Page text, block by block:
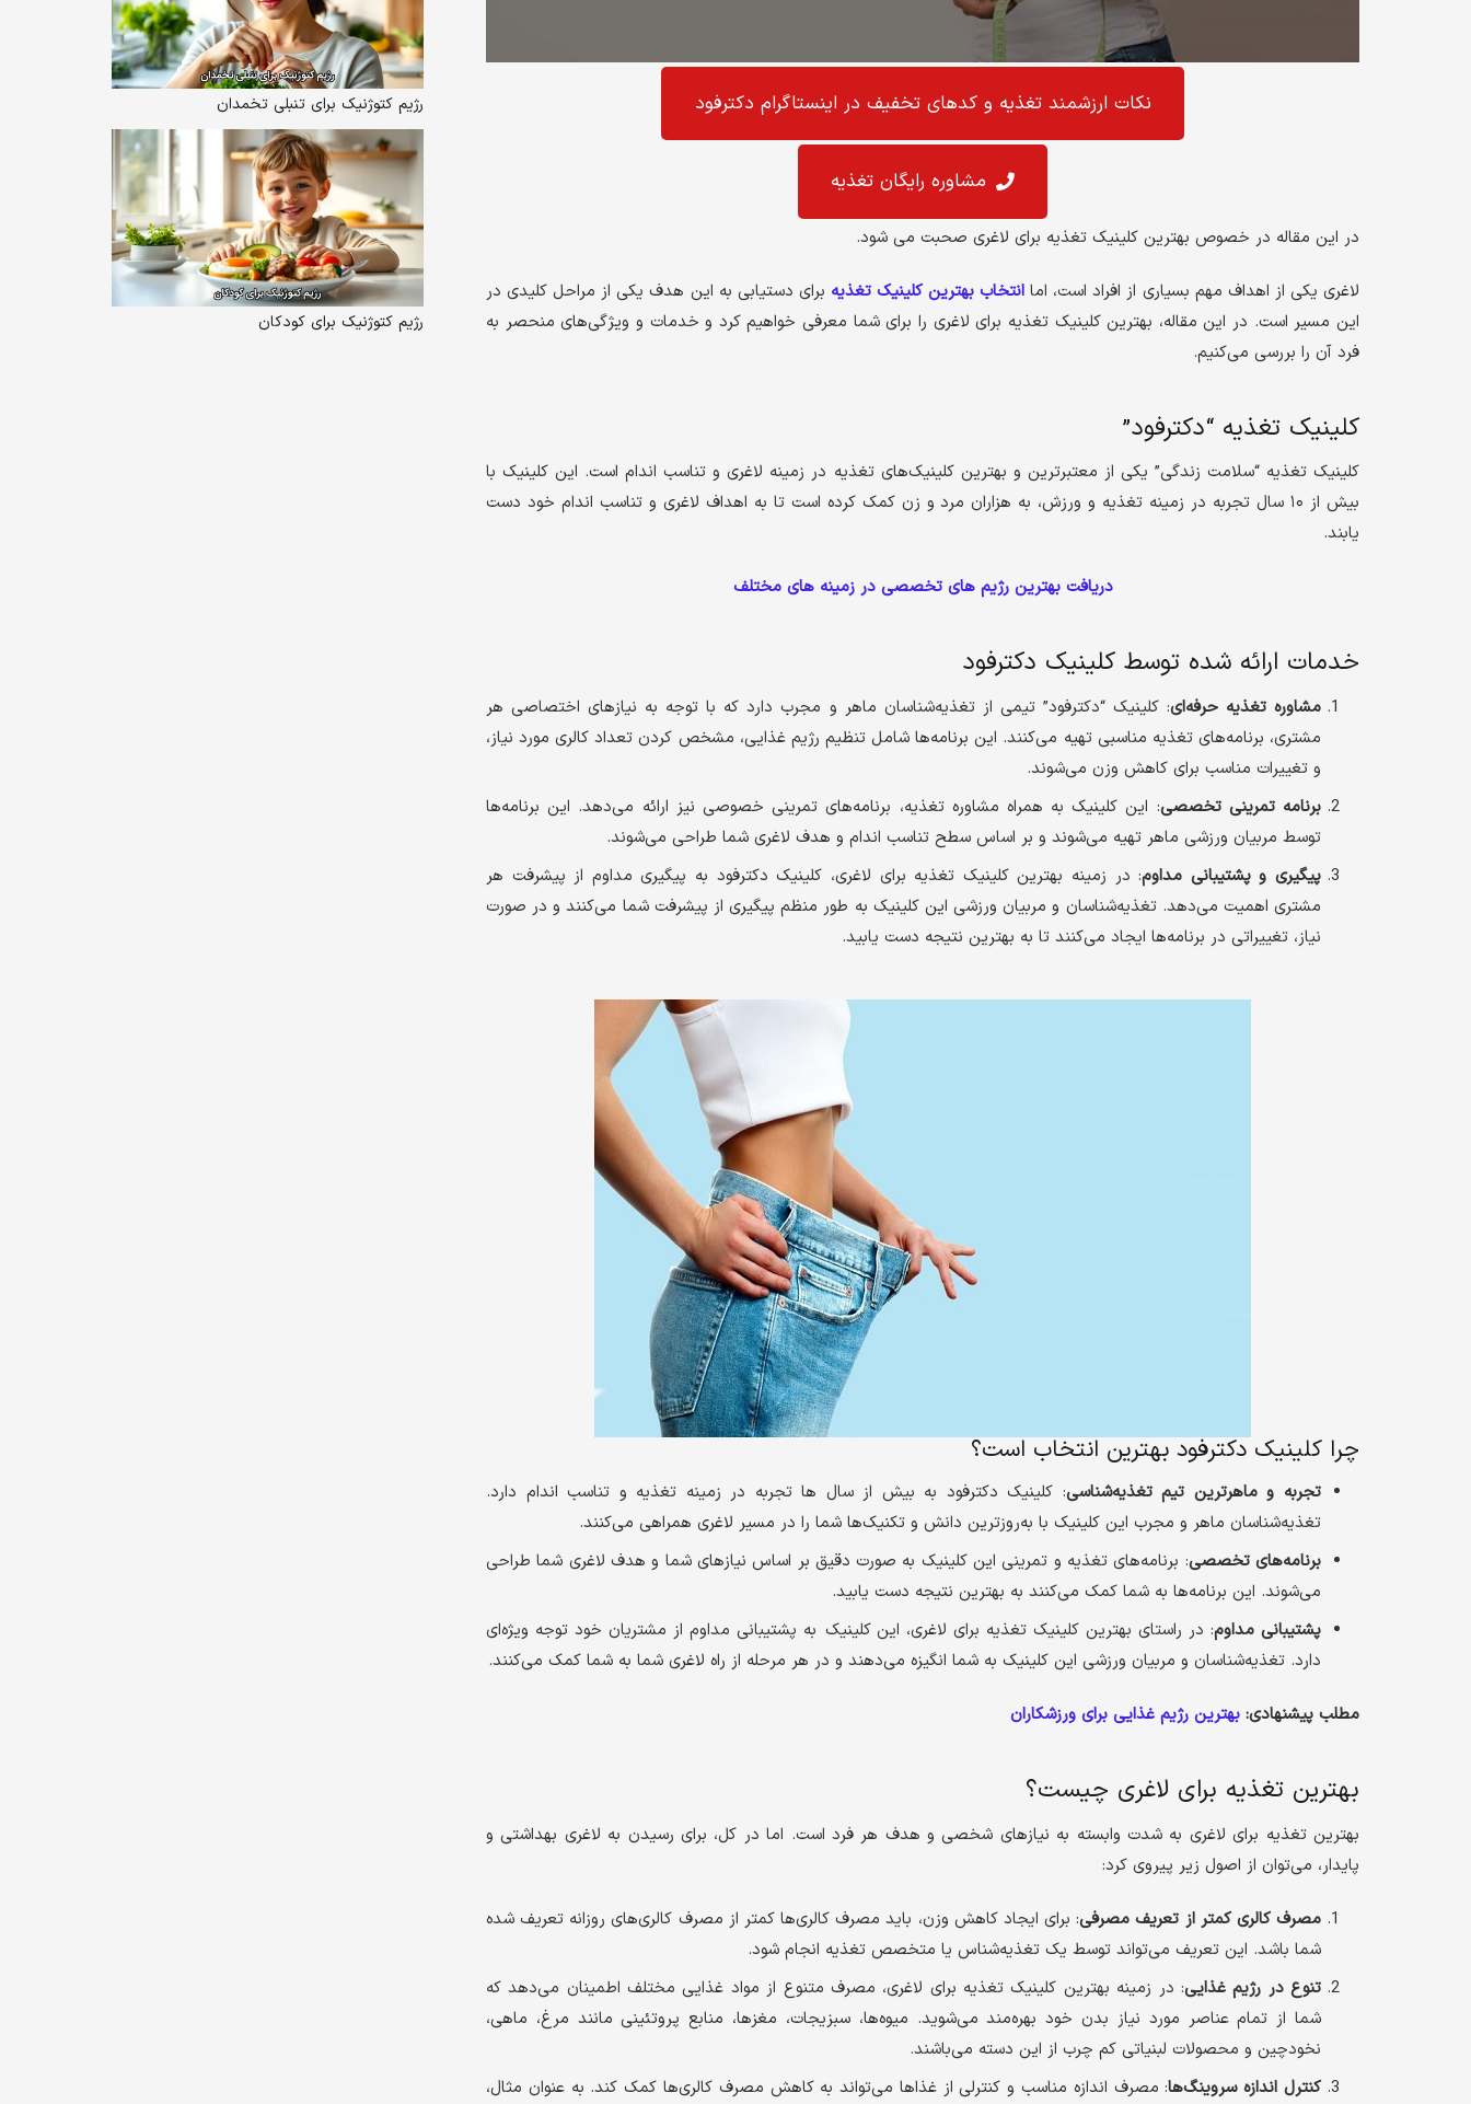
نکات ارزشمند تغذیه و کد‌های تخفیف در اینستاگرام دکترفود
مشاوره رایگان تغذیه
در این مقاله در خصوص بهترین کلینیک تغذیه برای لاغری صحبت می شود.
لاغری یکی از اهداف مهم بسیاری از افراد است، اما انتخاب بهترین کلینیک تغذیه برای دستیابی به این هدف یکی از مراحل کلیدی در
این مسیر است. در این مقاله، بهترین کلینیک تغذیه برای لاغری را برای شما معرفی خواهیم کرد و خدمات و ویژگی‌های منحصر به
فرد آن را بررسی می‌کنیم.
کلینیک تغذیه “دکترفود”
کلینیک تغذیه “سلامت زندگی” یکی از معتبرترین و بهترین کلینیک‌های تغذیه در زمینه لاغری و تناسب اندام است. این کلینیک با
بیش از ۱۰ سال تجربه در زمینه تغذیه و ورزش، به هزاران مرد و زن کمک کرده است تا به اهداف لاغری و تناسب اندام خود دست
یابند.
دریافت بهترین رژیم های تخصصی در زمینه های مختلف
خدمات ارائه شده توسط کلینیک دکترفود
مشاوره تغذیه حرفه‌ای: کلینیک “دکترفود” تیمی از تغذیه‌شناسان ماهر و مجرب دارد که با توجه به نیازهای اختصاصی هر
مشتری، برنامه‌های تغذیه مناسبی تهیه می‌کنند. این برنامه‌ها شامل تنظیم رژیم غذایی، مشخص کردن تعداد کالری مورد نیاز،
و تغییرات مناسب برای کاهش وزن می‌شوند.
برنامه تمرینی تخصصی: این کلینیک به همراه مشاوره تغذیه، برنامه‌های تمرینی خصوصی نیز ارائه می‌دهد. این برنامه‌ها
توسط مربیان ورزشی ماهر تهیه می‌شوند و بر اساس سطح تناسب اندام و هدف لاغری شما طراحی می‌شوند.
پیگیری و پشتیبانی مداوم: در زمینه بهترین کلینیک تغذیه برای لاغری، کلینیک دکترفود به پیگیری مداوم از پیشرفت هر
مشتری اهمیت می‌دهد. تغذیه‌شناسان و مربیان ورزشی این کلینیک به طور منظم پیگیری از پیشرفت شما می‌کنند و در صورت
نیاز، تغییراتی در برنامه‌ها ایجاد می‌کنند تا به بهترین نتیجه دست یابید.
چرا کلینیک دکترفود بهترین انتخاب است؟
تجربه و ماهرترین تیم تغذیه‌شناسی: کلینیک دکترفود به بیش از سال ها تجربه در زمینه تغذیه و تناسب اندام دارد.
تغذیه‌شناسان ماهر و مجرب این کلینیک با به‌روزترین دانش و تکنیک‌ها شما را در مسیر لاغری همراهی می‌کنند.
برنامه‌های تخصصی: برنامه‌های تغذیه و تمرینی این کلینیک به صورت دقیق بر اساس نیازهای شما و هدف لاغری شما طراحی
می‌شوند. این برنامه‌ها به شما کمک می‌کنند به بهترین نتیجه دست یابید.
پشتیبانی مداوم: در راستای بهترین کلینیک تغذیه برای لاغری، این کلینیک به پشتیبانی مداوم از مشتریان خود توجه ویژه‌ای
دارد. تغذیه‌شناسان و مربیان ورزشی این کلینیک به شما انگیزه می‌دهند و در هر مرحله از راه لاغری شما به شما کمک می‌کنند.
مطلب پیشنهادی: بهترین رژیم غذایی برای ورزشکاران
بهترین تغذیه برای لاغری چیست؟
بهترین تغذیه برای لاغری به شدت وابسته به نیازهای شخصی و هدف هر فرد است. اما در کل، برای رسیدن به لاغری بهداشتی و
پایدار، می‌توان از اصول زیر پیروی کرد:
مصرف کالری کمتر از تعریف مصرفی: برای ایجاد کاهش وزن، باید مصرف کالری‌ها کمتر از مصرف کالری‌های روزانه تعریف شده
شما باشد. این تعریف می‌تواند توسط یک تغذیه‌شناس یا متخصص تغذیه انجام شود.
تنوع در رژیم غذایی: در زمینه بهترین کلینیک تغذیه برای لاغری، مصرف متنوع از مواد غذایی مختلف اطمینان می‌دهد که
شما از تمام عناصر مورد نیاز بدن خود بهره‌مند می‌شوید. میوه‌ها، سبزیجات، مغزها، منابع پروتئینی مانند مرغ، ماهی،
نخودچین و محصولات لبنیاتی کم چرب از این دسته می‌باشند.
کنترل اندازه سروینگ‌ها: مصرف اندازه مناسب و کنترلی از غذاها می‌تواند به کاهش مصرف کالری‌ها کمک کند. به عنوان مثال،
رژیم کتوژنیک برای تنبلی تخمدان
رژیم کتوژنیک برای کودکان